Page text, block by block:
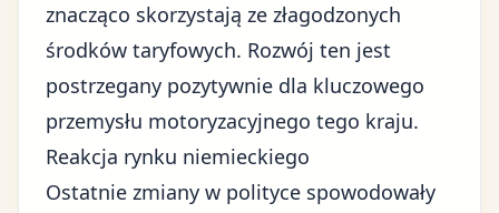
znacząco skorzystają ze złagodzonych
środków taryfowych. Rozwój ten jest
postrzegany pozytywnie dla kluczowego
przemysłu motoryzacyjnego tego kraju.
Reakcja rynku niemieckiego
Ostatnie zmiany w polityce spowodowały